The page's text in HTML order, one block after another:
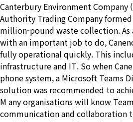
Canterbury Environment Company
Authority Trading Company
million-pound waste collection. As
with an important job to do,
fully operational quickly. This
infrastructure and IT. So when
phone system, a Microsoft Teams
solution was recommended to
M any organisations will know
communication and collaboration